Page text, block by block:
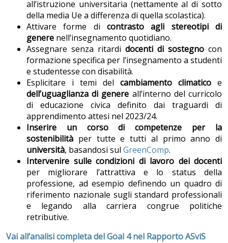
all’istruzione universitaria (nettamente al di sotto
della media Ue a differenza di quella scolastica).
Attivare forme di contrasto agli
stereotipi di
genere nell’insegnamento quotidiano.
Assegnare senza ritardi docenti di sostegno con
formazione specifica per l’insegnamento a studenti
e studentesse con disabilità.
Esplicitare i temi del cambiamento climatico e
dell’uguaglianza di genere all’interno del curricolo
di educazione civica definito dai traguardi di
apprendimento attesi nel 2023/24.
Inserire un corso di competenze per la
sostenibilità per tutte e tutti al primo anno di
università, basandosi sul GreenComp.
Intervenire sulle condizioni di lavoro dei docenti
per migliorare l’attrattiva e lo status della
professione, ad esempio definendo un quadro di
riferimento nazionale sugli standard professionali
e legando alla carriera congrue politiche
retributive.
Vai all’analisi completa del Goal 4 nel Rapporto ASviS